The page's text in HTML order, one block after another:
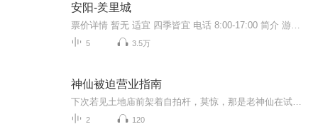
安阳-羑里城
5 3.5万
神仙被迫营业指南
2 120